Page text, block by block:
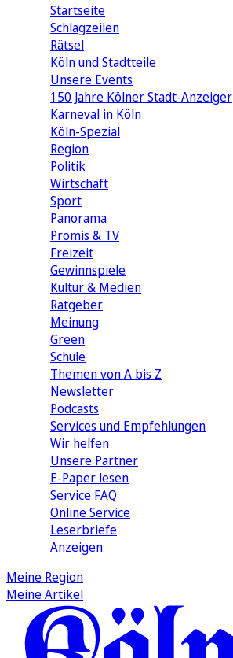
Startseite
Schlagzeilen
Rätsel
Köln und Stadtteile
Unsere Events
150 Jahre Kölner Stadt-Anzeiger
Karneval in Köln
Köln-Spezial
Region
Politik
Wirtschaft
Sport
Panorama
Promis & TV
Freizeit
Gewinnspiele
Kultur & Medien
Ratgeber
Meinung
Green
Schule
Themen von A bis Z
Newsletter
Podcasts
Services und Empfehlungen
Wir helfen
Unsere Partner
E-Paper lesen
Service FAQ
Online Service
Leserbriefe
Anzeigen
Meine Region
Meine Artikel